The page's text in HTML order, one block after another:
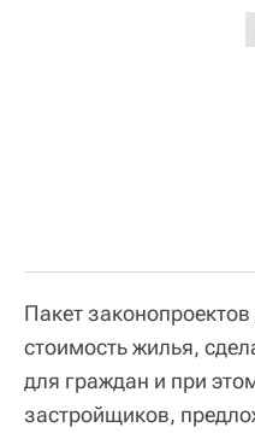
Пакет
стоимость жилья,
для граждан и при
застройщиков,